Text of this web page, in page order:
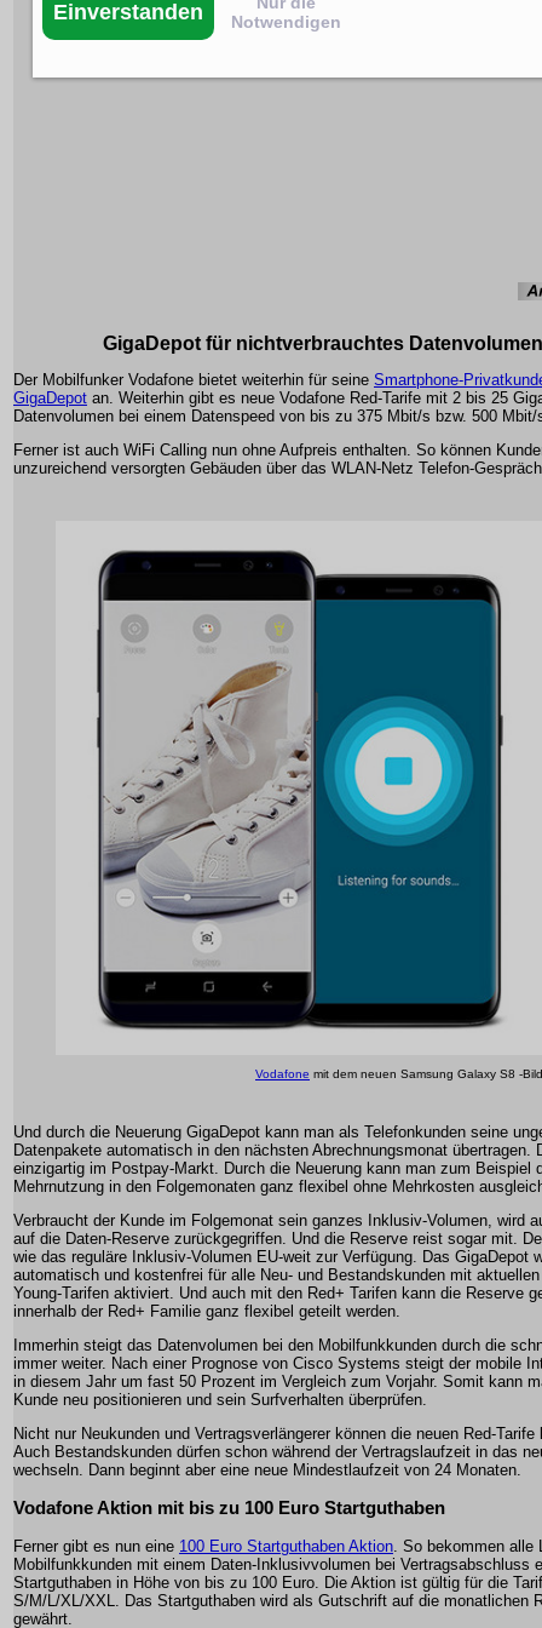
GigaDepot für nichtverbrauchtes Datenvolumen
Der Mobilfunker Vodafone bietet weiterhin für seine Smartphone-
GigaDepot an. Weiterhin gibt es neue Vodafone Red-Tarife mit 2 bis 25
Datenvolumen bei einem Datenspeed von bis zu 375 Mbit/s bzw. 500 Mbit/
Ferner ist auch WiFi Calling nun ohne Aufpreis enthalten. So können
unzureichend versorgten Gebäuden über das WLAN-Netz Telefon-
Vodafone mit dem neuen Samsung Galaxy S8 -
Und durch die Neuerung GigaDepot kann man als Telefonkunden seine
Datenpakete automatisch in den nächsten Abrechnungsmonat übertragen.
einzigartig im Postpay-Markt. Durch die Neuerung kann man zum Beispiel
Mehrnutzung in den Folgemonaten ganz flexibel ohne Mehrkosten
Verbraucht der Kunde im Folgemonat sein ganzes Inklusiv-Volumen, wird
auf die Daten-Reserve zurückgegriffen. Und die Reserve reist sogar mit.
wie das reguläre Inklusiv-Volumen EU-weit zur Verfügung. Das GigaDepot
automatisch und kostenfrei für alle Neu- und Bestandskunden mit
Young-Tarifen aktiviert. Und auch mit den Red+ Tarifen kann die Reserve
innerhalb der Red+ Familie ganz flexibel geteilt werden.
Immerhin steigt das Datenvolumen bei den Mobilfunkkunden durch die
immer weiter. Nach einer Prognose von Cisco Systems steigt der mobile
in diesem Jahr um fast 50 Prozent im Vergleich zum Vorjahr. Somit kann
Kunde neu positionieren und sein Surfverhalten überprüfen.
Nicht nur Neukunden und Vertragsverlängerer können die neuen Red-Tarife
Auch Bestandskunden dürfen schon während der Vertragslaufzeit in das
wechseln. Dann beginnt aber eine neue Mindestlaufzeit von 24 Monaten.
Vodafone Aktion mit bis zu 100 Euro Startguthaben
Ferner gibt es nun eine 100 Euro Startguthaben Aktion . So bekommen alle
Mobilfunkkunden mit einem Daten-Inklusivvolumen bei Vertragsabschluss
Startguthaben in Höhe von bis zu 100 Euro. Die Aktion ist gültig für die
S/M/L/XL/XXL. Das Startguthaben wird als Gutschrift auf die monatlichen
gewährt.
Einverstanden
Notwendigen